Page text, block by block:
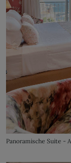
Panoramische Suite -